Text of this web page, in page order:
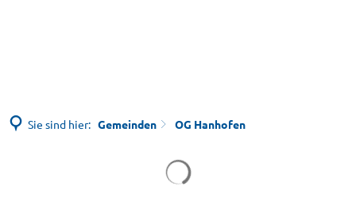
Sie sind hier: Gemeinden OG Hanhofen